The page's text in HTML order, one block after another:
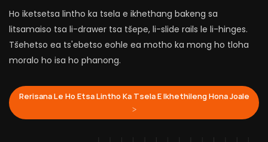
Ho iketsetsa lintho ka tsela e ikhethang bakeng sa
litsamaiso tsa li-drawer tsa tšepe, li-slide rails le li-hinges.
Tšehetso ea ts'ebetso eohle ea motho ka mong ho tloha
moralo ho isa ho phanong.
Rerisana Le Ho Etsa Lintho Ka Tsela E Ikhethileng Hona Joale
>